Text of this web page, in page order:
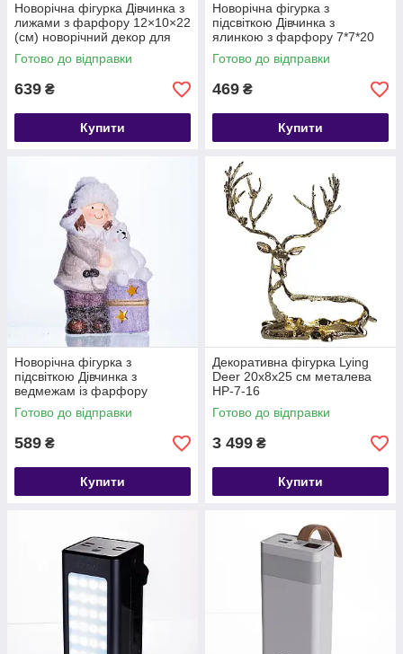
Новорічна фігурка Дівчинка з
лижами з фарфору 12×10×22
(см) новорічний декор для
дому, квартири, офісу CR-5-2
Готово до відправки
639 ₴
Купити
Новорічна фігурка з
підсвіткою Дівчинка з
ялинкою з фарфору 7*7*20
см CR-5-3
Готово до відправки
469 ₴
Купити
Новорічна фігурка з
підсвіткою Дівчинка з
ведмежам із фарфору
12×7×20 (см) CR-5-5
Готово до відправки
589 ₴
Купити
Декоративна фігурка Lying
Deer 20х8х25 см металева
HP-7-16
Готово до відправки
3 499 ₴
Купити